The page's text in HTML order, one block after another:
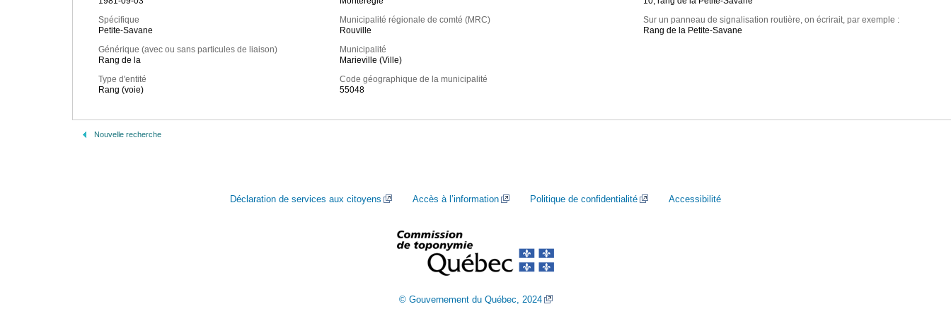
Spécifique
Petite-Savane
Générique (avec ou sans particules de liaison)
Rang de la
Type d'entité
Rang (voie)
Municipalité régionale de comté (MRC)
Rouville
Municipalité
Marieville (Ville)
Code géographique de la municipalité
55048
Sur un panneau de signalisation routière, on écrirait, par exemple :
Rang de la Petite-Savane
Nouvelle recherche
Déclaration de services aux citoyens Accès à l’information Politique de confidentialité Accessibilité
© Gouvernement du Québec, 2024